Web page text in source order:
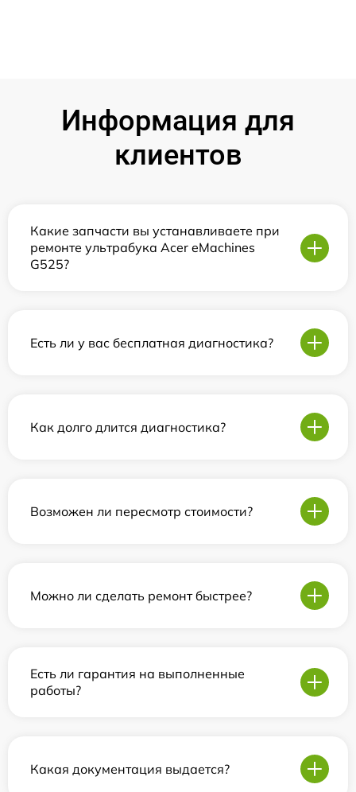
Информация для
клиентов
Какие запчасти вы устанавливаете при
ремонте ультрабука Acer eMachines
G525?
Есть ли у вас бесплатная диагностика?
Как долго длится диагностика?
Возможен ли пересмотр стоимости?
Можно ли сделать ремонт быстрее?
Есть ли гарантия на выполненные
работы?
Какая документация выдается?